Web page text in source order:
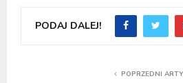
PODAJ DALEJ!
POPRZEDNI